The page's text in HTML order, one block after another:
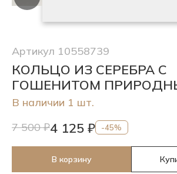
Артикул 10558739
КОЛЬЦО ИЗ СЕРЕБРА С
ГОШЕНИТОМ
В наличии 1 шт.
7 500 ₽4 125 ₽ -45%
В корзину